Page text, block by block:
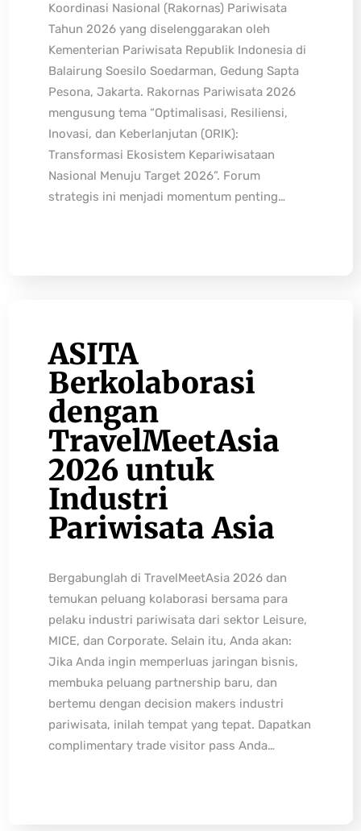
Koordinasi Nasional (Rakornas) Pariwisata
Tahun 2026 yang diselenggarakan oleh
Kementerian Pariwisata Republik Indonesia di
Balairung Soesilo Soedarman, Gedung Sapta
Pesona, Jakarta. Rakornas Pariwisata 2026
mengusung tema “Optimalisasi, Resiliensi,
Inovasi, dan Keberlanjutan (ORIK):
Transformasi Ekosistem Kepariwisataan
Nasional Menuju Target 2026”. Forum
strategis ini menjadi momentum penting…
ASITA
Berkolaborasi
dengan
TravelMeetAsia
2026 untuk
Industri
Pariwisata Asia
Bergabunglah di TravelMeetAsia 2026 dan
temukan peluang kolaborasi bersama para
pelaku industri pariwisata dari sektor Leisure,
MICE, dan Corporate. Selain itu, Anda akan:
Jika Anda ingin memperluas jaringan bisnis,
membuka peluang partnership baru, dan
bertemu dengan decision makers industri
pariwisata, inilah tempat yang tepat. Dapatkan
complimentary trade visitor pass Anda…